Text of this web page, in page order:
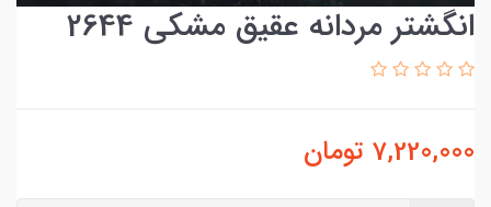
انگشتر مردانه عقیق مشکی 2644
7,220,000 تومان